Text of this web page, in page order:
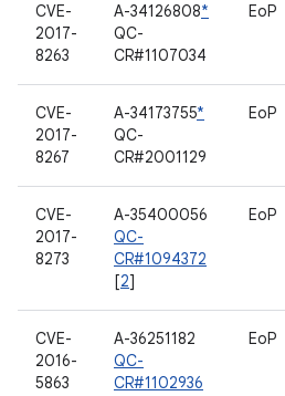
CVE-
2017-
8263
A-34126808*
QC-
CR#1107034
EoP
CVE-
2017-
8267
A-34173755*
QC-
CR#2001129
EoP
CVE-
2017-
8273
A-35400056
QC-
CR#1094372
[2]
EoP
CVE-
2016-
5863
A-36251182
QC-
CR#1102936
EoP